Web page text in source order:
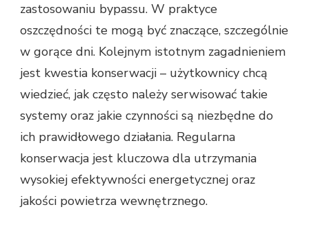
zastosowaniu bypassu. W praktyce
oszczędności te mogą być znaczące, szczególnie
w gorące dni. Kolejnym istotnym zagadnieniem
jest kwestia konserwacji – użytkownicy chcą
wiedzieć, jak często należy serwisować takie
systemy oraz jakie czynności są niezbędne do
ich prawidłowego działania. Regularna
konserwacja jest kluczowa dla utrzymania
wysokiej efektywności energetycznej oraz
jakości powietrza wewnętrznego.